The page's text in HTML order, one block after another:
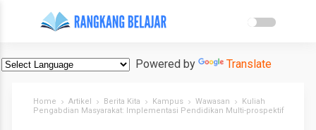
Powered by Translate
Home Artikel Berita Kita Kampus Wawasan
Kuliah
Pengabdian Masyarakat: Implementasi Pendidikan Multi-prospektif